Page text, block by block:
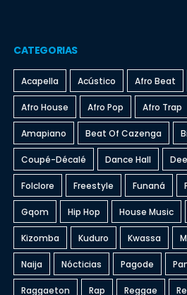
CATEGORIAS
Acapella Acústico Afro Beat
Afro House Afro Pop Afro Trap
Amapiano Beat Of Cazenga
Coupé-Décalé Dance Hall
Folclore Freestyle Funaná
Gqom Hip Hop House Music
Kizomba Kuduro Kwassa
Naija Nócticias Pagode
Raggaeton Rap Reggae